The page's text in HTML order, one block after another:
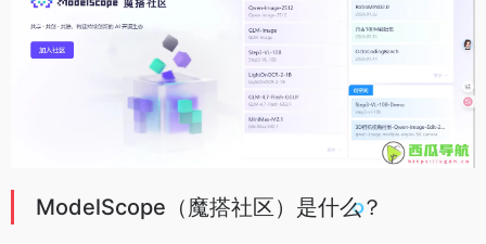
ModelScope（魔搭社区）是什么？